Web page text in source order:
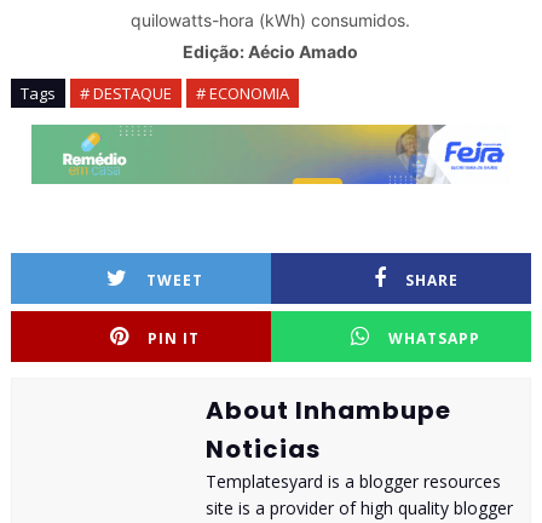
quilowatts-hora (kWh) consumidos.
Edição: Aécio Amado
Tags # DESTAQUE # ECONOMIA
TWEET SHARE
PIN IT WHATSAPP
About Inhambupe
Noticias
Templatesyard is a blogger resources
site is a provider of high quality blogger